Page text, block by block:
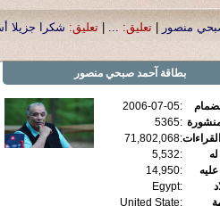
...
|تعليق: شكرا جزيلا أستاذ حمد
بطاقة آحمد صبحي منصور
:
2006-07-05
:
5365
:
71,802,068
:
5,532
:
14,950
:
Egypt
:
United State